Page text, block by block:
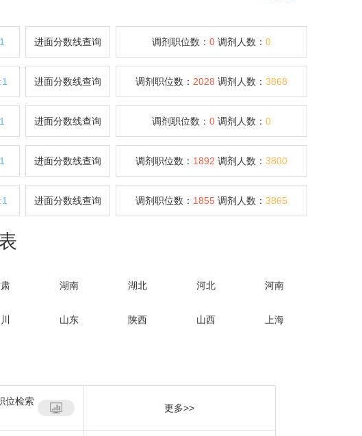
进面分数线查询 调剂职位数： 0 调剂人数： 0
进面分数线查询 调剂职位数： 2028 调剂人数： 3868
进面分数线查询 调剂职位数： 0 调剂人数： 0
进面分数线查询 调剂职位数： 1892 调剂人数： 3800
进面分数线查询 调剂职位数： 1855 调剂人数： 3865
湖南 湖北 河北 河南
山东 陕西 山西 上海
位检索
更多>>